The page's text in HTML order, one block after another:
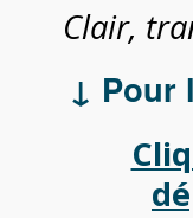
Clair,
↓ Pour